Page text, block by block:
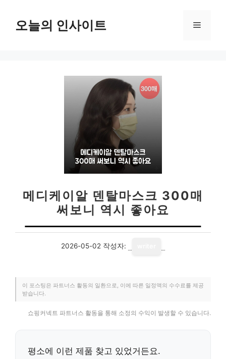
오늘의 인사이트 메
메디케이알 덴탈마스크 300매
써보니 역시 좋아요
2026-05-02 작성자:
이 포스팅은 파트너스 활동의 일환으로, 이에 따른 일정액의 수수료를 제공
받습니다.
쇼핑커넥트 파트너스 활동을 통해 소정의 수익이 발생할 수 있습니다.
평소에 이런 제품 찾고 있었거든요.